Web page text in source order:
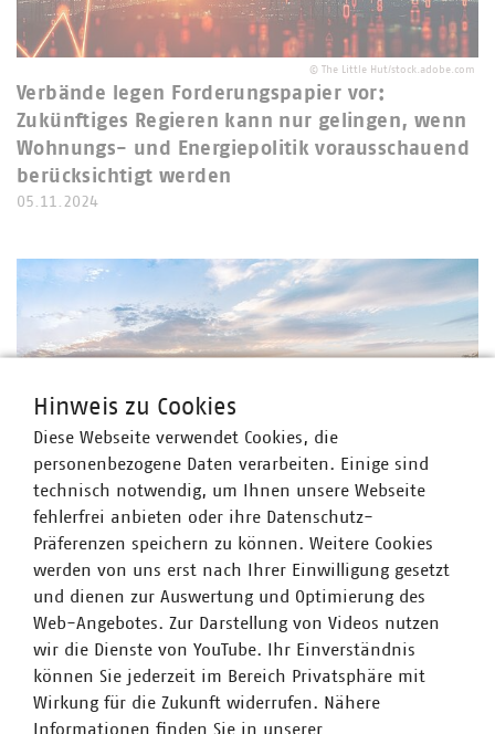
© The Little Hut/stock.adobe.com
Verbände legen Forderungspapier vor:
Zukünftiges Regieren kann nur gelingen, wenn
Wohnungs- und Energiepolitik vorausschauend
berücksichtigt werden
05.11.2024
Pressemitteilung vom 14.08.2024
Fünf Jahre Kenia-Koalition in Sachsen –
Sächsische Kommunalwirtschaft zieht Bilanz
14.08.2024
Dresden, 14.08.2024. Am 20. Dezember 2019 wurde die
Sächsische Staatsregierung unter Führung von
Ministerpräsident Michael Kretschmer vereidigt. Die unter
Hinweis zu Cookies
Diese Webseite verwendet Cookies, die
personenbezogene Daten verarbeiten. Einige sind
technisch notwendig, um Ihnen unsere Webseite
fehlerfrei anbieten oder ihre Datenschutz-
Präferenzen speichern zu können. Weitere Cookies
werden von uns erst nach Ihrer Einwilligung gesetzt
und dienen zur Auswertung und Optimierung des
Web-Angebotes. Zur Darstellung von Videos nutzen
wir die Dienste von YouTube. Ihr Einverständnis
können Sie jederzeit im Bereich Privatsphäre mit
Wirkung für die Zukunft widerrufen. Nähere
Informationen finden Sie in unserer